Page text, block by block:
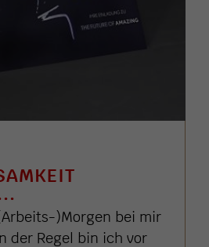
)Morgen bei mir
der Regel bin ich vor